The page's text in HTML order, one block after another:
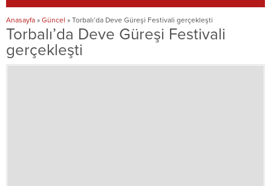
Anasayfa » Güncel » Torbalı’da Deve Güreşi Festivali gerçekleşti
Torbalı’da Deve Güreşi Festivali
gerçekleşti